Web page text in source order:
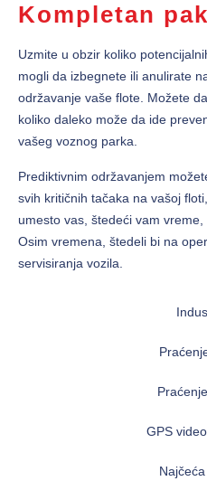
Kompletan
Uzmite u obzir koliko
mogli da izbegnete ili anulirate
održavanje vaše flote. Možete
koliko daleko može da ide
vašeg voznog parka.
Prediktivnim održavanjem
svih kritičnih tačaka na vašoj
umesto vas, štedeći vam
Osim vremena, štedeli bi na
servisiranja vozila.
GPS